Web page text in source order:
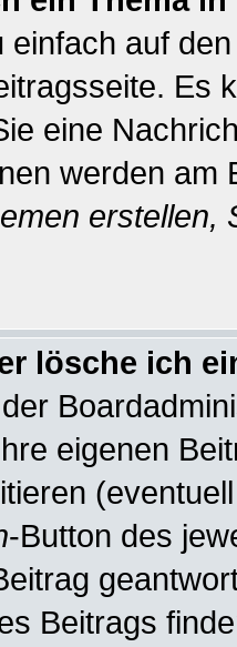
einfach auf
Es
eine
werden
erstellen,
lösche ich
eigenen
-Button des
Beitrags